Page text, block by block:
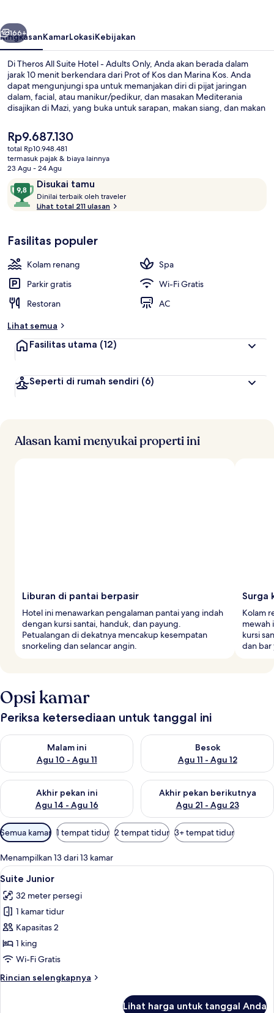
Adults
Only
Berikutnya
166+
RingkasanKamarLokasiKebijakan
Di Theros All Suite Hotel - Adults Only, Anda akan berada dalam
jarak 10 menit berkendara dari Prot of Kos dan Marina Kos. Anda
dapat mengunjungi spa untuk memanjakan diri di pijat jaringan
dalam, facial, atau manikur/pedikur, dan masakan Mediterania
disajikan di Mazi, yang buka untuk sarapan, makan siang, dan makan
dan kolam renang outdoor musiman adalah daya tarik lain di hotel
mewah ini. Para traveler terkesan dengan staf.
Harga
saat
ini
Rp9.687.130
Rp9.687.130
total Rp10.948.481
termasuk pajak & biaya lainnya
23 Agu - 24 Agu
Ulasan Disukai tamu
9,8
dari
10,
tamu
Dinilai terbaik oleh traveler
i
l
r
a
Lihat total 211 ulasan
Fasilitas populer
Kolam renang
Spa
Parkir gratis
Wi-Fi Gratis
Restoran
AC
Lihat semua
Fasilitas utama (12)
Seperti di rumah sendiri (6)
Alasan kami menyukai properti ini
Liburan di pantai berpasir
Hotel ini menawarkan pengalaman pantai yang indah
dengan kursi santai, handuk, dan payung.
Petualangan di dekatnya mencakup kesempatan
snorkeling dan selancar angin.
Surga
Kolam
mewah
kursi
dan bar
Opsi kamar
Periksa ketersediaan untuk tanggal ini
Malam ini
Agu 10 - Agu 11
Periksa ketersediaan untuk malam ini Agu 10 - Agu 11
Besok
Agu 11 - Agu 12
Periksa ketersediaan untuk
Akhir pekan ini
Agu 14 - Agu 16
Periksa ketersediaan untuk akhir pekan ini Agu 14 - Agu 16
Akhir pekan berikutnya
Agu 21 - Agu 23
Periksa ketersediaan untuk
Filter
tersedia
untuk
kamar
Semua kamar 1 tempat tidur 2 tempat tidur 3+ tempat tidur
Menampilkan 13 dari 13 kamar
Lihat
semua
foto
untuk
Suite
Junior
Seprai premium, selimut bulu angsa,
7
Suite Junior
32 meter persegi
1 kamar tidur
Kapasitas 2
1 king
Wi-Fi Gratis
Rincian selengkapnya
Rincian
Lihat harga untuk tanggal Anda